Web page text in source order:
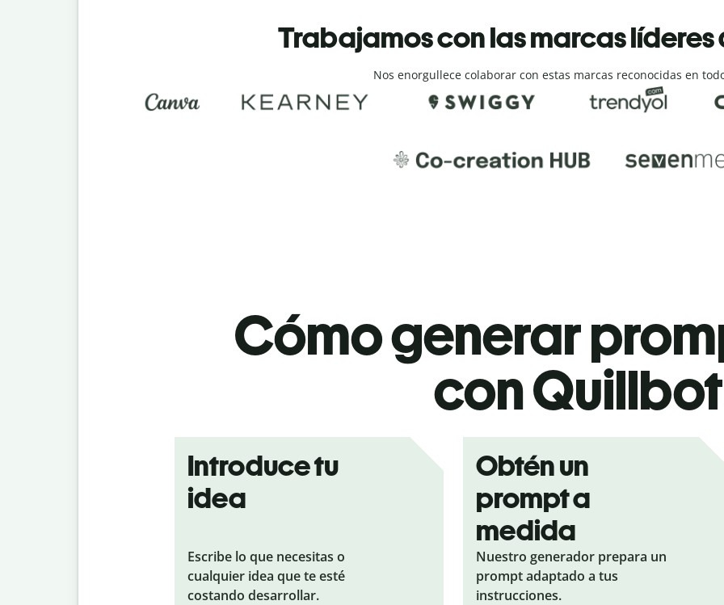
Trabajamos con las marcas
Nos enorgullece colaborar con estas marcas reconocidas en
Cómo generar
con Quillbot
Introduce tu
idea
Escribe lo que necesitas o
cualquier idea que te esté
costando desarrollar.
Obtén un
prompt a
medida
Nuestro generador prepara un
prompt adaptado a tus
instrucciones.